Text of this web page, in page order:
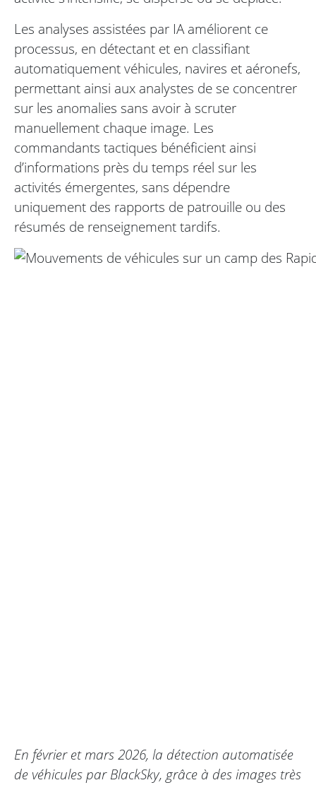
Les analyses assistées par IA améliorent ce
processus, en détectant et en classifiant
automatiquement véhicules, navires et aéronefs,
permettant ainsi aux analystes de se concentrer
sur les anomalies sans avoir à scruter
manuellement chaque image. Les
commandants tactiques bénéficient ainsi
d’informations près du temps réel sur les
activités émergentes, sans dépendre
uniquement des rapports de patrouille ou des
résumés de renseignement tardifs.
En février et mars 2026, la détection automatisée
de véhicules par BlackSky, grâce à des images très